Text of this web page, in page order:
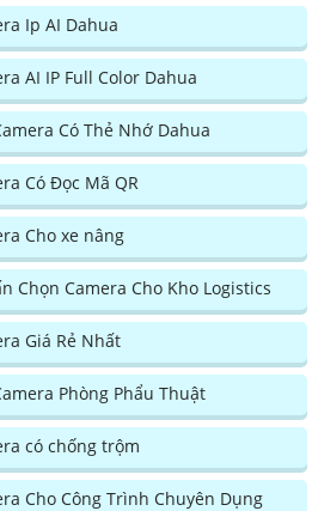
Ip AI Dahua
AI IP Full Color Dahua
Có Thẻ Nhớ Dahua
Có Đọc Mã QR
Cho xe nâng
Chọn Camera Cho Kho Logistics
Giá Rẻ Nhất
Phòng Phẩu Thuật
có chống trộm
Cho Công Trình Chuyên Dụng